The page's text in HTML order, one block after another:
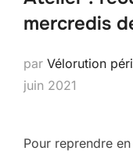
mercredis
par Vélorution
juin 2021
Pour reprendre